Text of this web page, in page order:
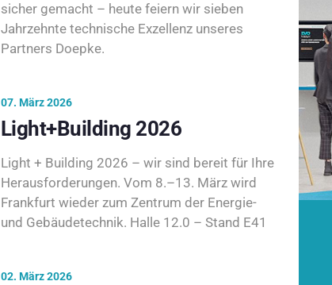
sicher gemacht – heute feiern wir sieben
Jahrzehnte technische Exzellenz unseres
Partners Doepke.
07. März 2026
Light+Building 2026
Light + Building 2026 – wir sind bereit für Ihre
Herausforderungen. Vom 8.–13. März wird
Frankfurt wieder zum Zentrum der Energie-
und Gebäudetechnik. Halle 12.0 – Stand E41
02. März 2026